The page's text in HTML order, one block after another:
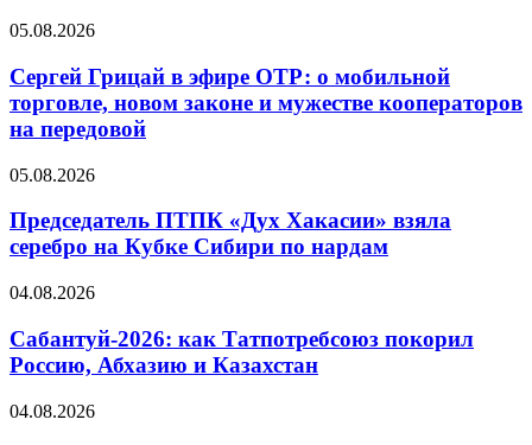
05.08.2026
Сергей Грицай в эфире ОТР: о мобильной
торговле, новом законе и мужестве кооператоров
на передовой
05.08.2026
Председатель ПТПК «Дух Хакасии» взяла
серебро на Кубке Сибири по нардам
04.08.2026
Сабантуй-2026: как Татпотребсоюз покорил
Россию, Абхазию и Казахстан
04.08.2026